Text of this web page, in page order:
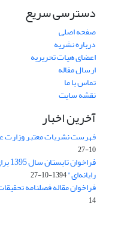
دسترسی سریع
صفحه اصلی
درباره نشریه
اعضای هیات تحریریه
ارسال مقاله
تماس با ما
نقشه سایت
آخرین اخبار
فهرست نشریات معتبر وزارت
10-27
رایانه‌ای"1394-10-27
فراخوان مقاله فصلنامه تحقیقات
14